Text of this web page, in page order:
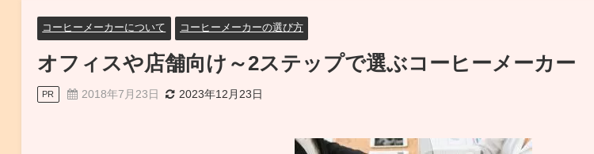
コーヒーメーカーについて コーヒーメーカーの選び方
オフィスや店舗向け～2ステップで選ぶコーヒーメーカー
PR 2018年7月23日 2023年12月23日